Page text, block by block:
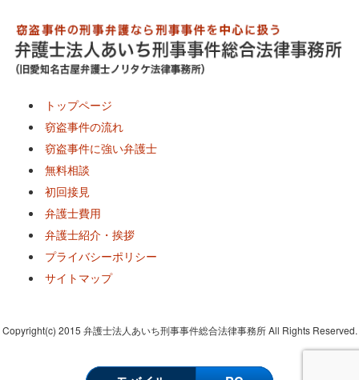
トップページ
窃盗事件の流れ
窃盗事件に強い弁護士
無料相談
初回接見
弁護士費用
弁護士紹介・挨拶
プライバシーポリシー
サイトマップ
Copyright(c) 2015 弁護士法人あいち刑事事件総合法律事務所 All Rights Reserved.